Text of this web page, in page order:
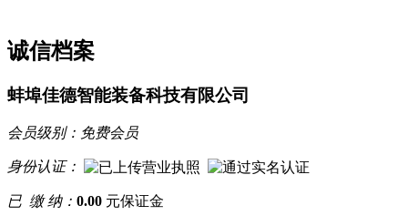
诚信档案
蚌埠佳德智能装备科技有限公司
会员级别： 免费会员
身份认证：
已 缴 纳： 0.00 元保证金